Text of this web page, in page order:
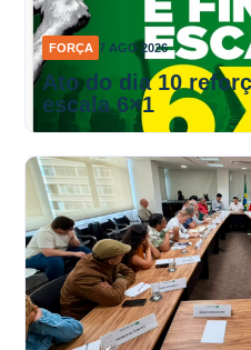
FORÇA 7 AGO 2026
Ato do dia 10
escala 6×1